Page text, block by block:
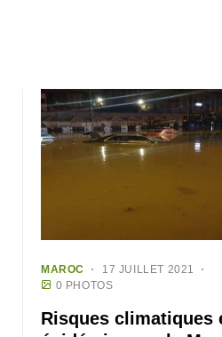
MAROC
17 JUILLET 2021
0 PHOTOS
Risques climatiques